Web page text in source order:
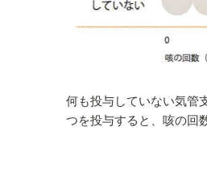
何も投与していない気管
つを投与すると、咳の回